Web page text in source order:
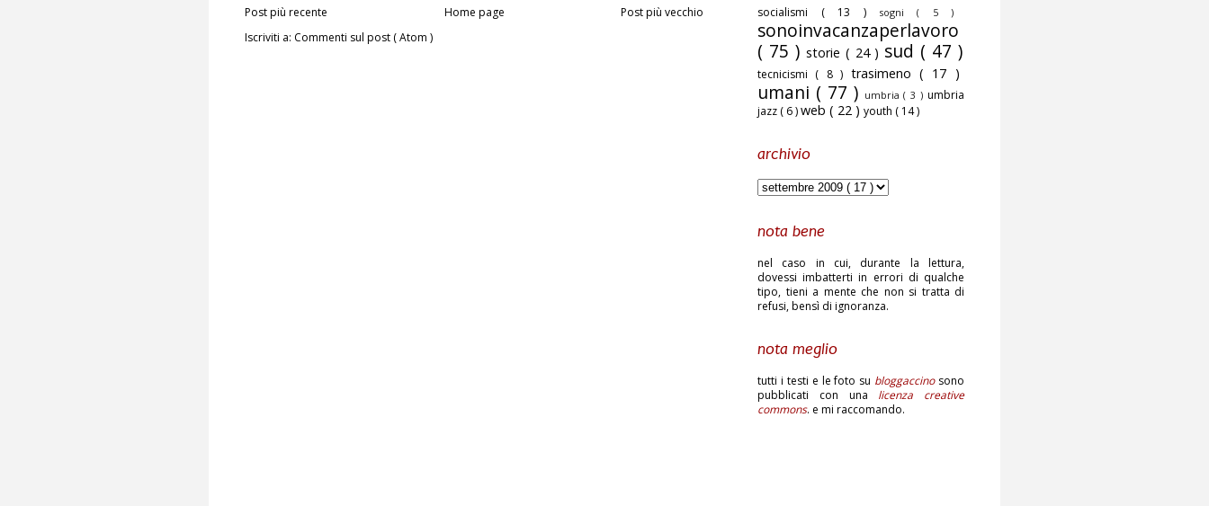
Post più recente
Post più vecchio
Home page
Iscriviti a: Commenti sul post ( Atom )
socialismi ( 13 ) sogni( 5 )
sonoinvacanzaperlavoro
( 75 ) storie ( 24 ) sud ( 47 )
tecnicismi ( 8 ) trasimeno ( 17 )
umani ( 77 ) umbria( 3 ) umbria
jazz ( 6 )web ( 22 ) youth ( 14 )
archivio
nota bene
nel caso in cui, durante la lettura,
dovessi imbatterti in errori di qualche
tipo, tieni a mente che non si tratta di
refusi, bensì di ignoranza.
nota meglio
tutti i testi e le foto su bloggaccinosono
pubblicati con una licenza creative
commons. e mi raccomando.